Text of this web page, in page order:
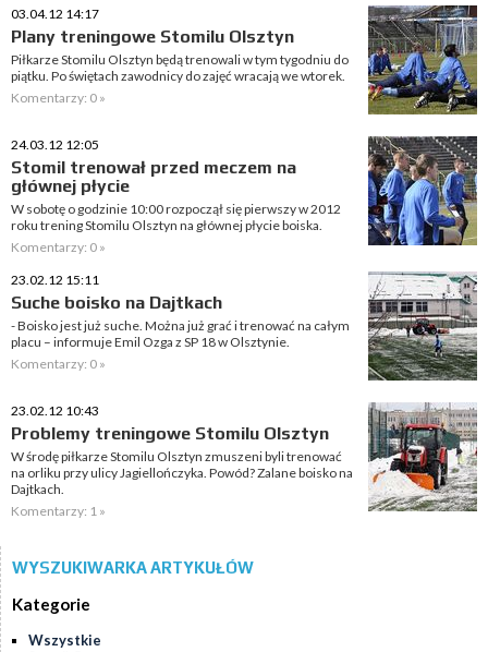
03.04.12 14:17
Plany treningowe Stomilu Olsztyn
Piłkarze Stomilu Olsztyn będą trenowali w tym tygodniu do
piątku. Po świętach zawodnicy do zajęć wracają we wtorek.
Komentarzy: 0 »
24.03.12 12:05
Stomil trenował przed meczem na
głównej płycie
W sobotę o godzinie 10:00 rozpoczął się pierwszy w 2012
roku trening Stomilu Olsztyn na głównej płycie boiska.
Komentarzy: 0 »
23.02.12 15:11
Suche boisko na Dajtkach
- Boisko jest już suche. Można już grać i trenować na całym
placu – informuje Emil Ozga z SP 18 w Olsztynie.
Komentarzy: 0 »
23.02.12 10:43
Problemy treningowe Stomilu Olsztyn
W środę piłkarze Stomilu Olsztyn zmuszeni byli trenować
na orliku przy ulicy Jagiellończyka. Powód? Zalane boisko na
Dajtkach.
Komentarzy: 1 »
WYSZUKIWARKA ARTYKUŁÓW
Kategorie
Wszystkie